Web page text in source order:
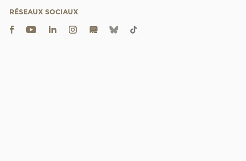
RÉSEAUX SOCIAUX